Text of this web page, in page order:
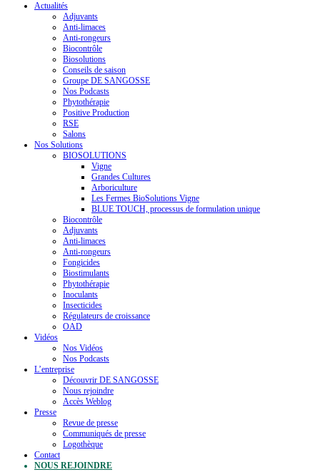
Actualités
Adjuvants
Anti-limaces
Anti-rongeurs
Biocontrôle
Biosolutions
Conseils de saison
Groupe DE SANGOSSE
Nos Podcasts
Phytothérapie
Positive Production
RSE
Salons
Nos Solutions
BIOSOLUTIONS
Vigne
Grandes Cultures
Arboriculture
Les Fermes BioSolutions Vigne
BLUE TOUCH, processus de formulation unique
Biocontrôle
Adjuvants
Anti-limaces
Anti-rongeurs
Fongicides
Biostimulants
Phytothérapie
Inoculants
Insecticides
Régulateurs de croissance
OAD
Vidéos
Nos Vidéos
Nos Podcasts
L’entreprise
Découvrir DE SANGOSSE
Nous rejoindre
Accès Weblog
Presse
Revue de presse
Communiqués de presse
Logothèque
Contact
NOUS REJOINDRE